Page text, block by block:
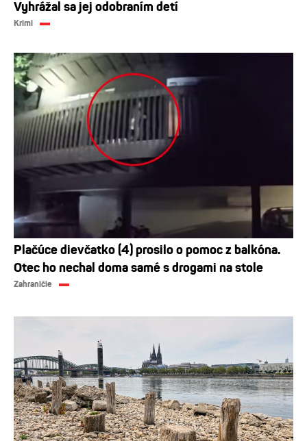
Vyhrážal sa jej odobraním detí
Krimi
Plačúce dievčatko (4) prosilo o pomoc z balkóna.
Otec ho nechal doma samé s drogami na stole
Zahraničie